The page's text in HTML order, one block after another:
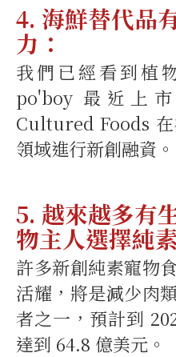
4. 海鮮替代品
力：
我們已經看到植
po'boy 最近上
Cultured Foods
領域進行新創融資。
5. 越來越多有
物主人選擇純
許多新創純素寵物
活耀，將是減少肉
者之一，預計到
達到 64.8 億美元。